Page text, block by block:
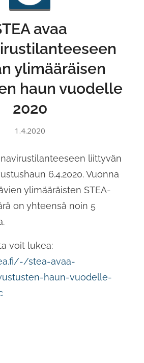
avaa
ylimääräisen
haun vuodelle
2020
1.4.2020
liittyvän
6.4.2020. Vuonna
ylimääräisten STEA-
on yhteensä noin 5
voit lukea:
stea-avaa-
haun-vuodelle-